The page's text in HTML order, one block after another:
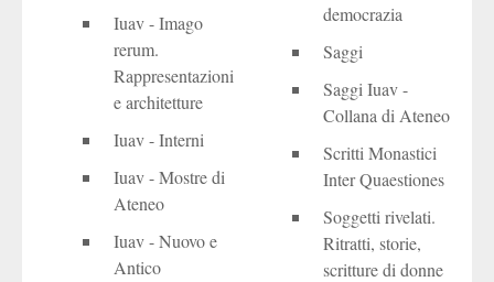
Iuav - Imago
rerum.
Rappresentazioni
e architetture
Iuav - Interni
Iuav - Mostre di
Ateneo
Iuav - Nuovo e
Antico
democrazia
Saggi
Saggi Iuav -
Collana di Ateneo
Scritti Monastici
Inter Quaestiones
Soggetti rivelati.
Ritratti, storie,
scritture di donne